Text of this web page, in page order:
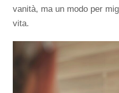
vanità, ma un modo per
vita.